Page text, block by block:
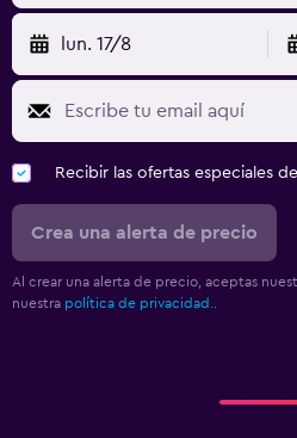
lun. 17/8
Recibir las ofertas especiales
Crea una alerta de precio
Al crear una alerta de precio, aceptas
nuestra política de privacidad.